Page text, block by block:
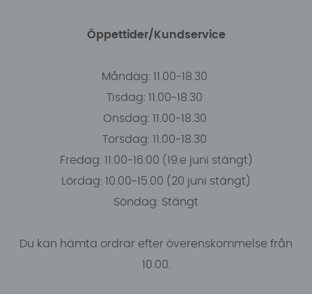
Öppettider/Kundservice
Måndag: 11.00-18.30
Tisdag: 11.00-18.30
Onsdag: 11.00-18.30
Torsdag: 11.00-18.30
Fredag: 11.00-16:00 (19:e juni stängt)
Lördag: 10.00-15.00 (20 juni stängt)
Söndag: Stängt
Du kan hämta ordrar efter överenskommelse från
10.00.